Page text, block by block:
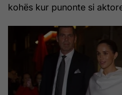
kohës kur punonte si